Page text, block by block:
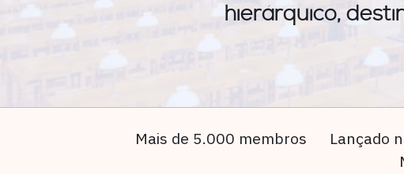
hierárquico,
Mais de 5.000 membros Lançado